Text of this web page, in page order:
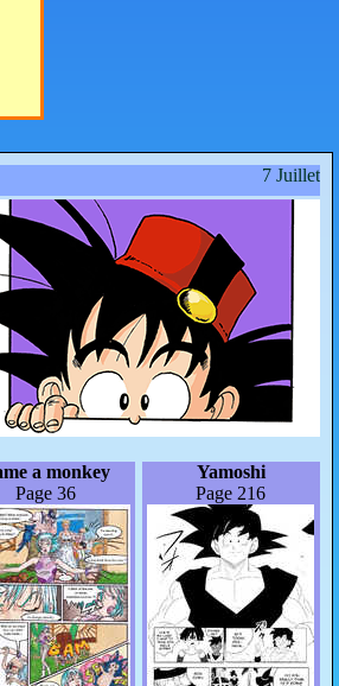
7 Juillet
a monkey
Page 36
Yamoshi
Page 216